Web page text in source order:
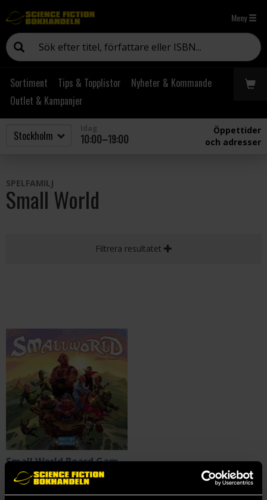
Meny
Sortiment Tips & Topplistor
Nyheter & Kommande
Outlet & Kampanjer
10:00–19:00
Öppettider
och adresser
SPELFAMILJ
Small World
Filtrera resultatet
Small World Board Game (Nordic)
Small World
499 kr